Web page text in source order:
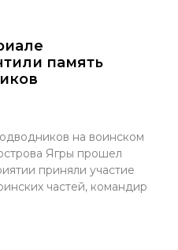
память
на воинском
Ягры прошел
приняли участие
частей, командир